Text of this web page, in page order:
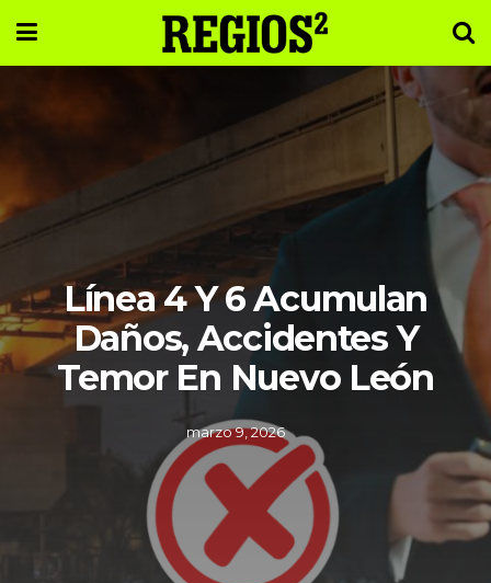
Línea 4 Y 6 Acumulan
Daños, Accidentes Y
Temor En Nuevo León
marzo 9, 2026